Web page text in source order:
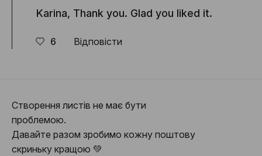
Karina, Thank you. Glad you liked it.
6 Відповісти
Створення листів не має бути
проблемою.
Давайте разом зробимо кожну поштову
скриньку кращою 💚